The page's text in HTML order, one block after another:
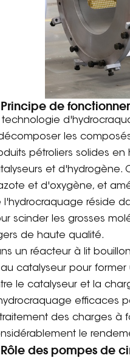
Principe de
technologie
les
pétroliers solides
et d'hydrogène.
et d'oxygène, et
l'hydrocraquage réside
scinder les grosses
de haute qualité.
un réacteur à lit
catalyseur pour
le catalyseur et la
efficaces
des charges à
le
des pompes de